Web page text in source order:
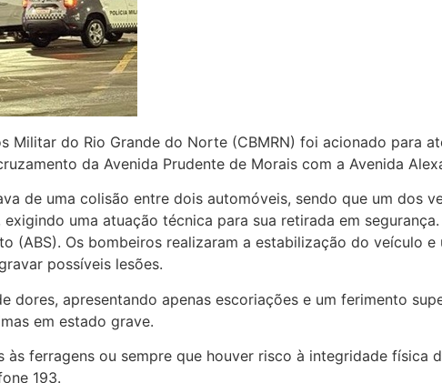
Militar do Rio Grande do Norte (CBMRN) foi acionado para
da Avenida Prudente de Morais com a Avenida
de uma colisão entre dois automóveis, sendo que um dos
uma atuação técnica para sua retirada em
(ABS). Os bombeiros realizaram a estabilização do veículo
possíveis lesões.
dores, apresentando apenas escoriações e um ferimento
em estado grave.
ferragens ou sempre que houver risco à integridade física
193.